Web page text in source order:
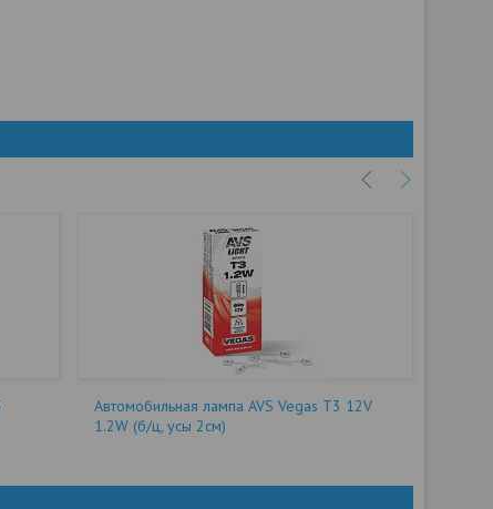
Автомобильная лампа AVS Vegas T3 12V
1.2W (б/ц, усы 2см)